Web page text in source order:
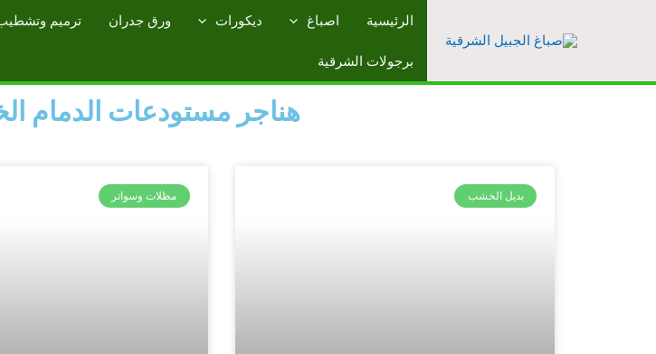
الرئيسية اصباغ ديكورات ورق جدران ترميم
برجولات الشرقية
هناجر مستودعات الدمام
بديل الخشب مظلات وسواتر